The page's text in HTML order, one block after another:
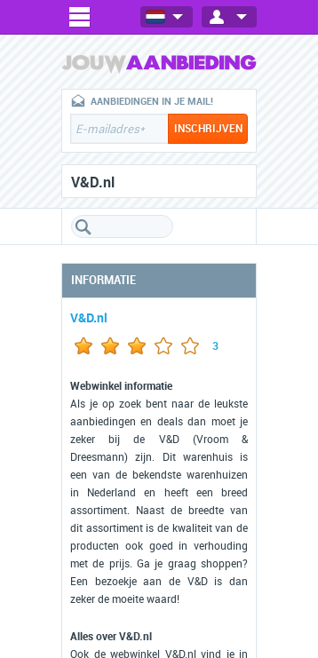
AANBIEDINGEN IN JE MAIL!
V&D.nl
INFORMATIE
V&D.nl
3
Webwinkel informatie
Als je op zoek bent naar de leukste
aanbiedingen en deals dan moet je
zeker bij de V&D (Vroom &
Dreesmann) zijn. Dit warenhuis is
een van de bekendste warenhuizen
in Nederland en heeft een breed
assortiment. Naast de breedte van
dit assortiment is de kwaliteit van de
producten ook goed in verhouding
met de prijs. Ga je graag shoppen?
Een bezoekje aan de V&D is dan
zeker de moeite waard!
Alles over V&D.nl
Ook de webwinkel V&D.nl vind je in